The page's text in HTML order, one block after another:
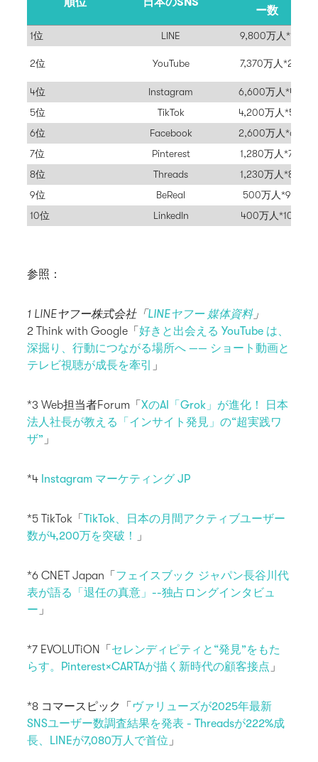
ー数
1位 LINE 9,800万人*1
2位 YouTube 7,370万人*2
4位 Instagram
6,600万人*4
5位
TikTok
4,200万人*5
6位
Facebook
2,600万人*6
7位
Pinterest
1,280万人*7
8位
Threads
1,230万人*8
9位
BeReal
500万人*9
10位
LinkedIn 400万人*10
参照：
1 LINEヤフー株式会社「 LINEヤフー 媒体資料」
2 Think with Google「好きと​出会える​ YouTube は、​
深掘り、​行動に​つながる場所へ​ —— ショート動画と​
テレビ視聴が​成長を​牽引
」
*3 Web担当者Forum「XのAI「Grok」が進化！ 日本
法人社長が教える「インサイト発見」の“超実践ワ
ザ” 」
*4 Instagram マーケティング JP
*5 TikTok「TikTok、日本の月間アクティブユーザー
数が4,200万を突破！
」
*6 CNET Japan「 フェイスブック ジャパン長谷川代
表が語る「退任の真意」--独占ロングインタビュ
ー 」
*7 EVOLUTiON「 セレンディピティと“発見”をもた
らす。Pinterest×CARTAが描く新時代の顧客接点 」
*8 コマースピック「 ヴァリューズが2025年最新
SNSユーザー数調査結果を発表 - Threadsが222%成
長、LINEが7,080万人で首位 」